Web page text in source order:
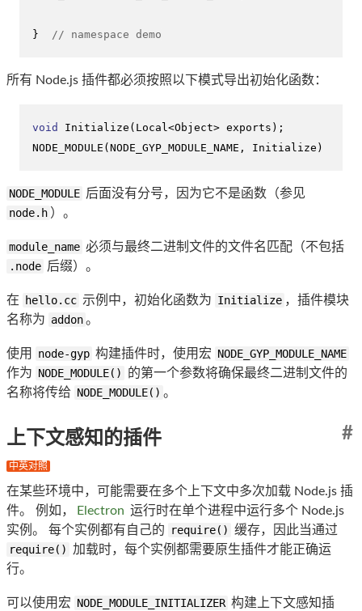
} // namespace demo
所有 Node.js 插件都必须按照以下模式导出初始化函数：
void Initialize (Local<Object> exports)
NODE_MODULE (NODE_GYP_MODULE_NAME, Initialize)
NODE_MODULE 后面没有分号，因为它不是函数（参见
node.h ）。
module_name 必须与最终二进制文件的文件名匹配（不包括
.node 后缀）。
在 hello.cc 示例中，初始化函数为 Initialize ，插件模块
名称为 addon。
使用 node-gyp 构建插件时，使用宏 NODE_GYP_MODULE_NAME
作为 NODE_MODULE()
的第一个参数将确保最终二进制文件的
名称将传给 NODE_MODULE() 。
上下文感知的插件 #
中英对照
在某些环境中，可能需要在多个上下文中多次加载 Node.js 插
件。 例如，
Electron 运行时在单个进程中运行多个 Node.js
实例。 每个实例都有自己的
require() 缓存，因此当通过
require() 加载时，每个实例都需要原生插件才能正确运
行。
可以使用宏 NODE_MODULE_INITIALIZER 构建上下文感知插